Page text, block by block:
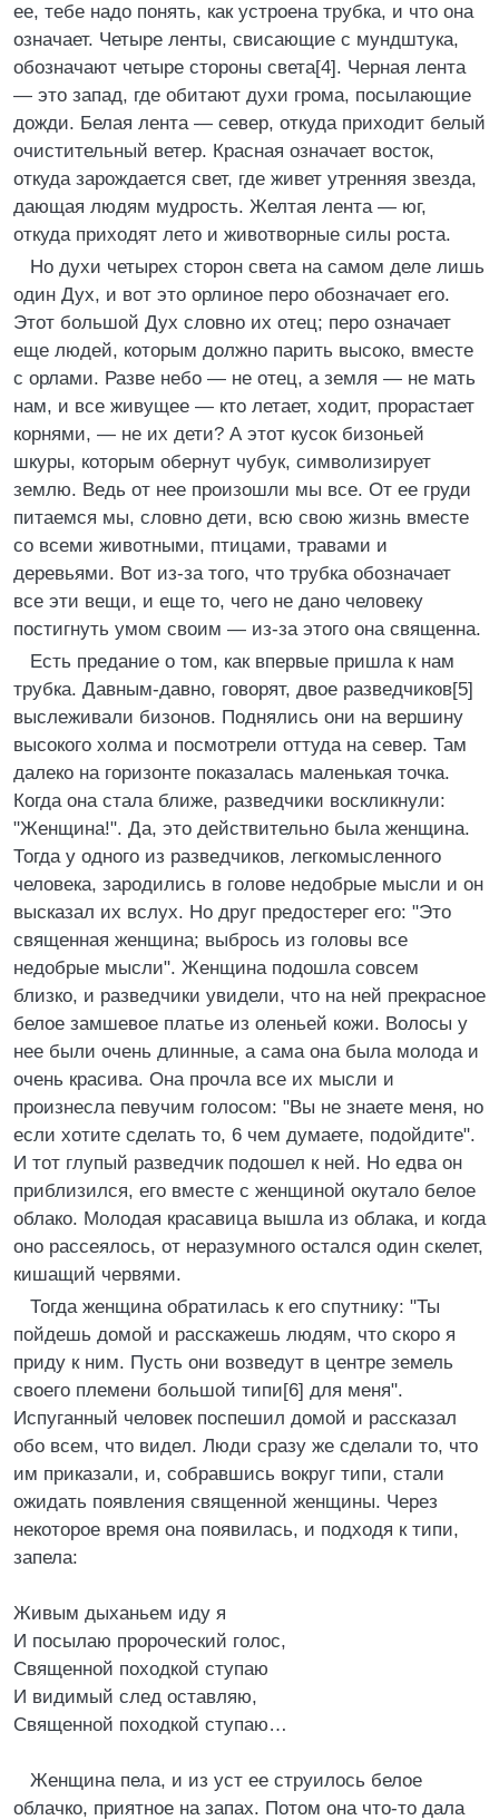
ее, тебе надо понять, как устроена трубка, и что она
означает. Четыре ленты, свисающие с мундштука,
обозначают четыре стороны света[4]. Черная лента
— это запад, где обитают духи грома, посылающие
дожди. Белая лента — север, откуда приходит белый
очистительный ветер. Красная означает восток,
откуда зарождается свет, где живет утренняя звезда,
дающая людям мудрость. Желтая лента — юг,
откуда приходят лето и животворные силы роста.
Но духи четырех сторон света на самом деле лишь
один Дух, и вот это орлиное перо обозначает его.
Этот большой Дух словно их отец; перо означает
еще людей, которым должно парить высоко, вместе
с орлами. Разве небо — не отец, а земля — не мать
нам, и все живущее — кто летает, ходит, прорастает
корнями, — не их дети? А этот кусок бизоньей
шкуры, которым обернут чубук, символизирует
землю. Ведь от нее произошли мы все. От ее груди
питаемся мы, словно дети, всю свою жизнь вместе
со всеми животными, птицами, травами и
деревьями. Вот из-за того, что трубка обозначает
все эти вещи, и еще то, чего не дано человеку
постигнуть умом своим — из-за этого она священна.
Есть предание о том, как впервые пришла к нам
трубка. Давным-давно, говорят, двое разведчиков[5]
выслеживали бизонов. Поднялись они на вершину
высокого холма и посмотрели оттуда на север. Там
далеко на горизонте показалась маленькая точка.
Когда она стала ближе, разведчики воскликнули:
"Женщина!". Да, это действительно была женщина.
Тогда у одного из разведчиков, легкомысленного
человека, зародились в голове недобрые мысли и он
высказал их вслух. Но друг предостерег его: "Это
священная женщина; выбрось из головы все
недобрые мысли". Женщина подошла совсем
близко, и разведчики увидели, что на ней прекрасное
белое замшевое платье из оленьей кожи. Волосы у
нее были очень длинные, а сама она была молода и
очень красива. Она прочла все их мысли и
произнесла певучим голосом: "Вы не знаете меня, но
если хотите сделать то, 6 чем думаете, подойдите".
И тот глупый разведчик подошел к ней. Но едва он
приблизился, его вместе с женщиной окутало белое
облако. Молодая красавица вышла из облака, и когда
оно рассеялось, от неразумного остался один скелет,
кишащий червями.
Тогда женщина обратилась к его спутнику: "Ты
пойдешь домой и расскажешь людям, что скоро я
приду к ним. Пусть они возведут в центре земель
своего племени большой типи[6] для меня".
Испуганный человек поспешил домой и рассказал
обо всем, что видел. Люди сразу же сделали то, что
им приказали, и, собравшись вокруг типи, стали
ожидать появления священной женщины. Через
некоторое время она появилась, и подходя к типи,
запела:
Живым дыханьем иду я
И посылаю пророческий голос,
Священной походкой ступаю
И видимый след оставляю,
Священной походкой ступаю…
Женщина пела, и из уст ее струилось белое
облачко, приятное на запах. Потом она что-то дала